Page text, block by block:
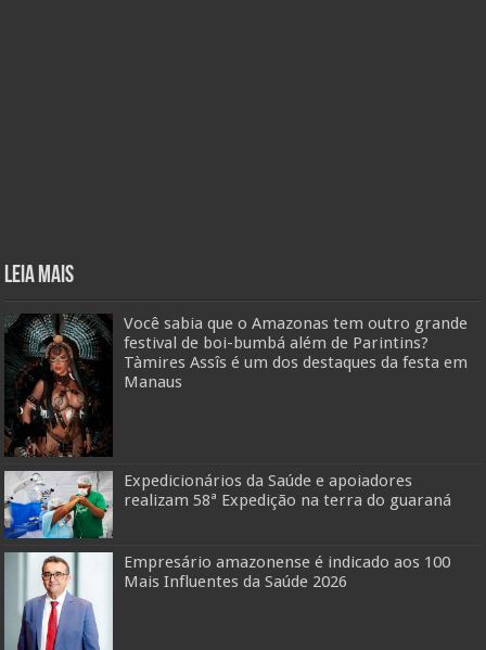
Leia mais
Você sabia que o Amazonas tem outro grande
festival de boi-bumbá além de Parintins?
Tàmires Assîs é um dos destaques da festa em
Manaus
Expedicionários da Saúde e apoiadores
realizam 58ª Expedição na terra do guaraná
Empresário amazonense é indicado aos 100
Mais Influentes da Saúde 2026